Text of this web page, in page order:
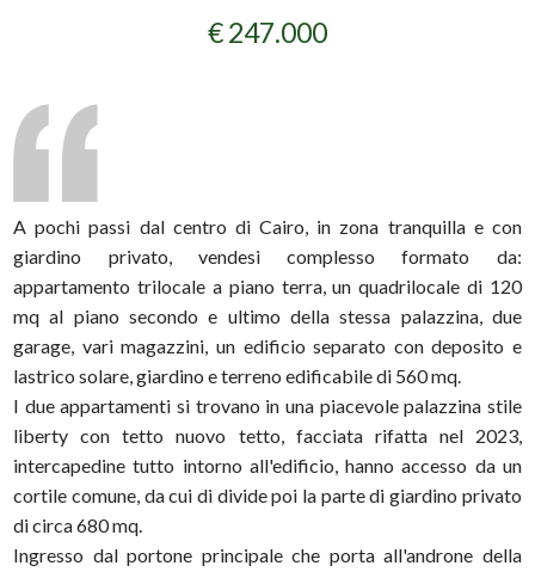
€ 247.000
A pochi passi dal centro di Cairo, in zona tranquilla e con
giardino privato, vendesi complesso formato da:
appartamento trilocale a piano terra, un quadrilocale di 120
mq al piano secondo e ultimo della stessa palazzina, due
garage, vari magazzini, un edificio separato con deposito e
lastrico solare, giardino e terreno edificabile di 560 mq.
I due appartamenti si trovano in una piacevole palazzina stile
liberty con tetto nuovo tetto, facciata rifatta nel 2023,
intercapedine tutto intorno all'edificio, hanno accesso da un
cortile comune, da cui di divide poi la parte di giardino privato
di circa 680 mq.
Ingresso dal portone principale che porta all'androne della